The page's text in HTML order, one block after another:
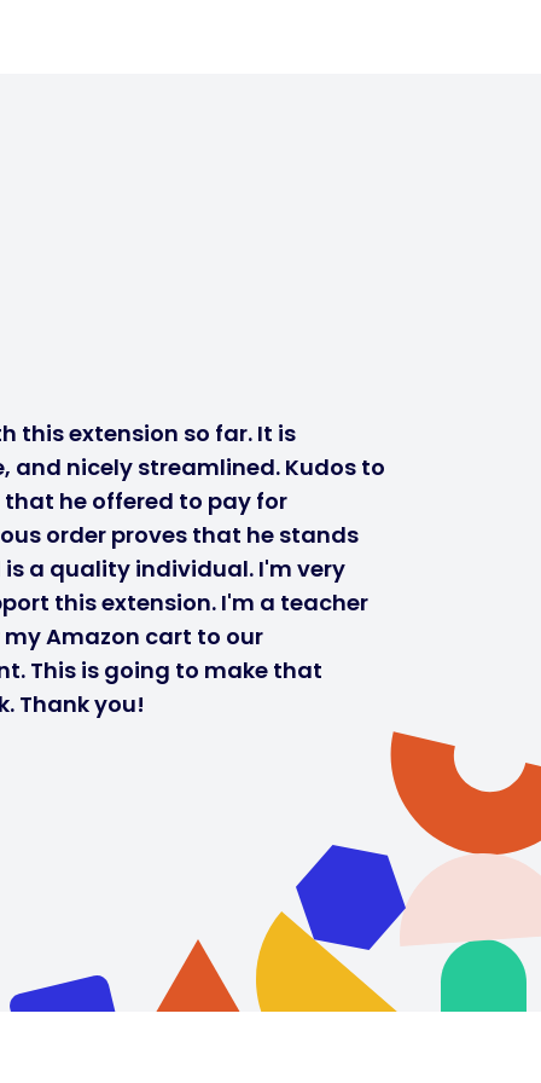
this extension so far. It is
and nicely streamlined. Kudos to
he offered to pay for
order proves that he stands
a quality individual. I'm very
this extension. I'm a teacher
Amazon cart to our
This is going to make that
Thank you!